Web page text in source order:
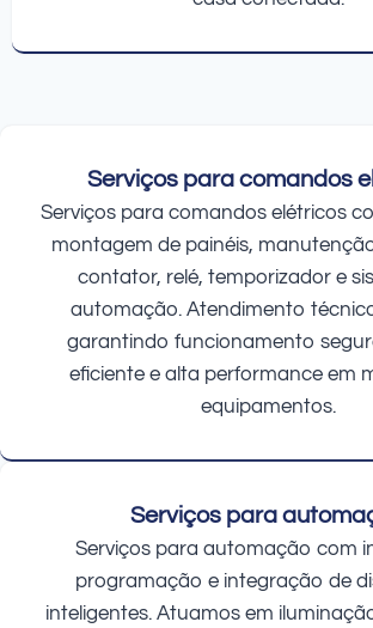
Serviços para comandos
Serviços para comandos elétricos
montagem de painéis,
contator, relé, temporizador e
automação. Atendimento
garantindo funcionamento
eficiente e alta performance em
equipamentos.
Serviços para
Serviços para automação com
programação e integração de
inteligentes. Atuamos em